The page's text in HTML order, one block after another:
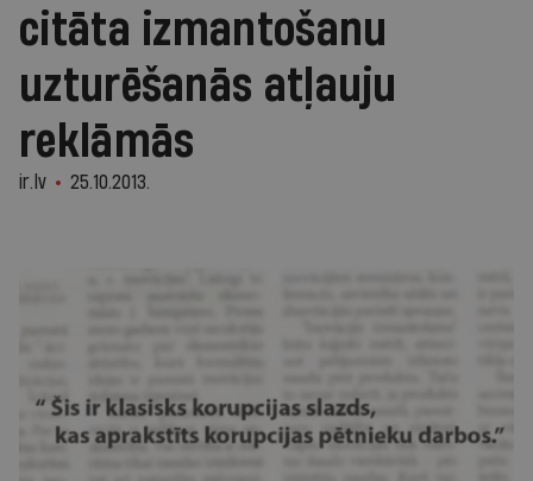
citāta izmantošanu
uzturēšanās atļauju
reklāmās
ir.lv 25.10.2013.